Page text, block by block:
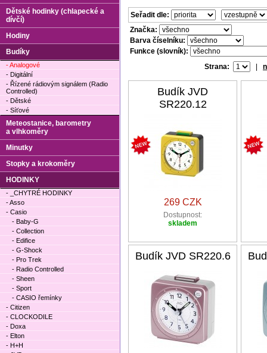
Seřadit dle:
Značka:
Barva číselníku:
Funkce (slovník):
Strana:
Budík JVD
SR220.12
269 CZK
Dostupnost:
skladem
Budík JVD SR220.6
Dětské hodinky (chlapecké a
dívčí)
Hodiny
Budíky
- Analogové
- Digitální
- Řízené rádiovým signálem (Radio
Controlled)
- Dětské
- Síťové
Meteostanice, barometry
a vlhkoměry
Minutky
Stopky a krokoměry
HODINKY
- _CHYTRÉ HODINKY
- Asso
- Casio
- Baby-G
- Collection
- Edifice
- G-Shock
- Pro Trek
- Radio Controlled
- Sheen
- Sport
- CASIO řemínky
- Citizen
- CLOCKODILE
- Doxa
- Elton
- H+H